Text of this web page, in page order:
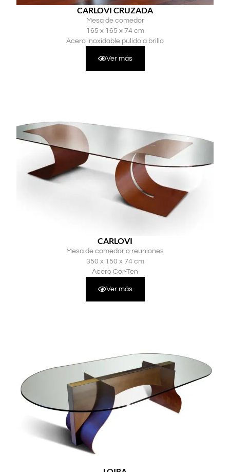
CARLOVI CRUZADA
Mesa de comedor
165 x 165 x 74 cm
Acero inoxidable pulido a brillo
Ver más
CARLOVI
Mesa de comedor o reuniones
350 x 150 x 74 cm
Acero Cor-Ten
Ver más